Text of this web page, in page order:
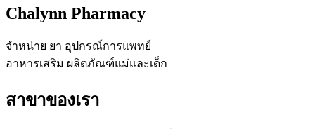
Chalynn Pharmacy
จำหน่าย ยา อุปกรณ์การแพทย์
อาหารเสริม ผลิตภัณฑ์แม่และเด็ก
สาขาของเรา